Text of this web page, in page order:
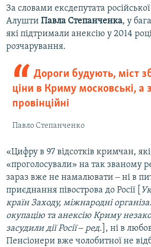
v
i
o
u
t
s
l
i
e
За словами ексдепутата
Алушти Павла Степанченка, у
які підтримали анексію у 2014
розчарування.
Дороги будують, міст
ціни в Криму московські, а
провінційні
Павло Степанченко
«Цифру в 97 відсотків кримчан,
«проголосували» на так званому
зараз вже не намалювати ‒ ні в
приєднання півострова до Росії [
країн Заходу, міжнародні
окупацію та анексію Криму
засудили дії Росії ‒ ред. ], ні в
Пенсіонери вже чолобитної не